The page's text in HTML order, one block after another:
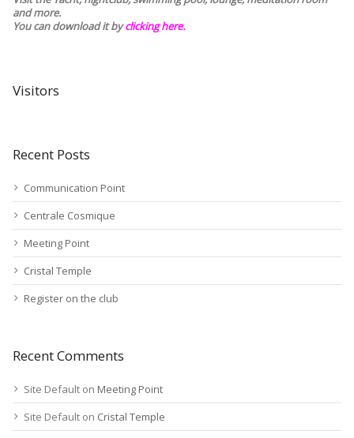
and more.
You can download it byclicking here.
Visitors
Recent Posts
Communication Point
Centrale Cosmique
Meeting Point
Cristal Temple
Register on the club
Recent Comments
Site Default on Meeting Point
Site Default on Cristal Temple